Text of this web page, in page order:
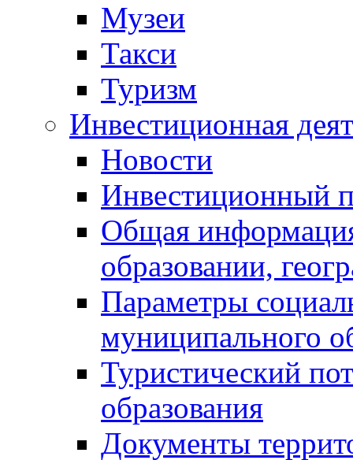
Музеи
Такси
Туризм
Инвестиционная
Новости
Инвестиционный
Общая
образовании,
Параметры
муниципального
Туристический
образования
Документы